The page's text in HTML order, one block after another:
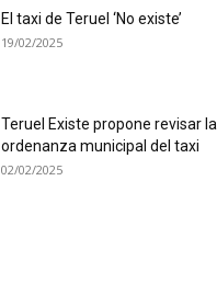
El taxi de Teruel ‘No existe’
19/02/2025
Teruel Existe propone revisar la
ordenanza municipal del taxi
02/02/2025